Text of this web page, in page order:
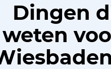
Dingen
weten